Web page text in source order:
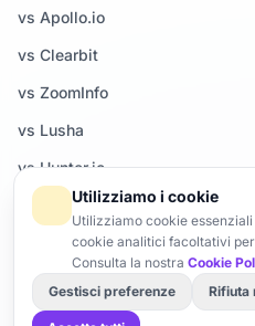
vs Apollo.io
vs Clearbit
vs ZoomInfo
vs Lusha
vs Hunter.io
Tutti i confronti →
© 2026 Enrich-CRM —
Trust CenterBrand
Utilizziamo i cookie
Utilizziamo cookie
cookie analitici facoltativi
Consulta la nostra Cookie
Gestisci preferenze
Rifiuta